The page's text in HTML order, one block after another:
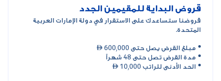
قروض البداية للمقيمين الجدد
قروضنا ستساعدك على الاستقرار في دولة الإمارات العربية
المتحدة.
مبلغ القرض يصل حتى 600,000 
مدة القرض تصل حتى 48 شهراً
الحد الأدنى للراتب 10,000 